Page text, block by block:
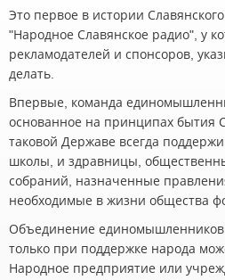
Это первое в истории
"Народное Славянское радио", у
рекламодателей и спонсоров,
делать.
Впервые, команда
основанное на принципах бытия
таковой Державе всегда
школы, и здравницы,
собраний, назначенные
необходимые в жизни общества
Объединение единомышленников
только при поддержке народа
Народное предприятие или